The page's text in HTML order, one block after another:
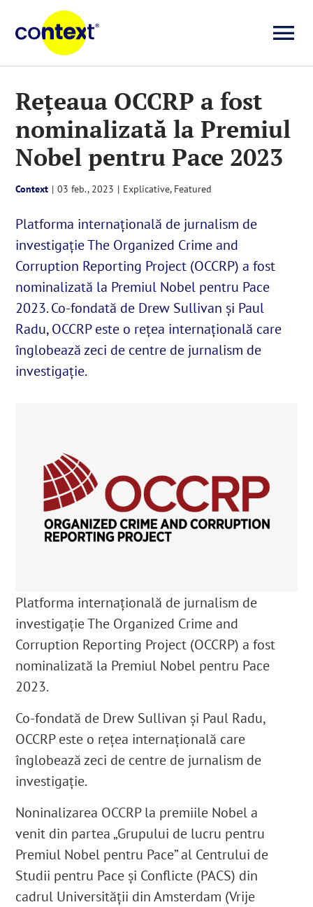
content
Știri
Seriale
Video
Despre noi
English
Rețeaua OCCRP a fost
nominalizată la Premiul
Nobel pentru Pace 2023
Context | 03 feb., 2023 | Explicative, Featured
Platforma internațională de jurnalism de
investigație The Organized Crime and
Corruption Reporting Project (OCCRP) a fost
nominalizată la Premiul Nobel pentru Pace
2023. Co-fondată de Drew Sullivan și Paul
Radu, OCCRP este o rețea internațională care
înglobează zeci de centre de jurnalism de
investigație.
Platforma internațională de jurnalism de
investigație The Organized Crime and
Corruption Reporting Project (OCCRP) a fost
nominalizată la Premiul Nobel pentru Pace
2023.
Co-fondată de Drew Sullivan și Paul Radu,
OCCRP este o rețea internațională care
înglobează zeci de centre de jurnalism de
investigație.
Noninalizarea OCCRP la premiile Nobel a
venit din partea „Grupului de lucru pentru
Premiul Nobel pentru Pace” al Centrului de
Studii pentru Pace și Conflicte (PACS) din
cadrul Universității din Amsterdam (Vrije